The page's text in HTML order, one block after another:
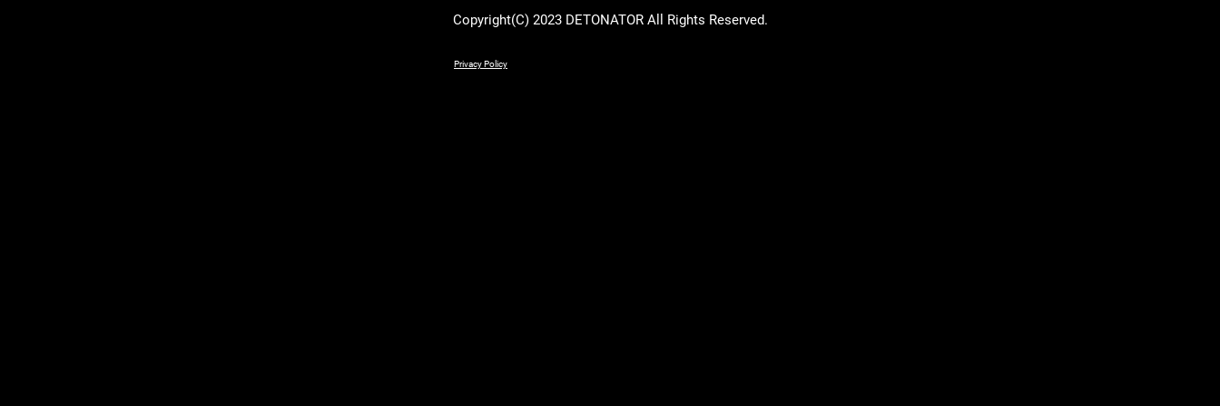
Monkeyが出場
Copyright(C) 2023 DETONATOR All Rights Reserved.
Privacy Policy